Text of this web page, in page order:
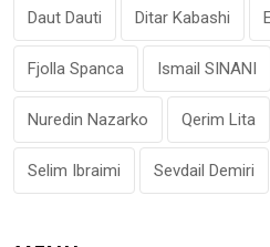
Daut Dauti Ditar Kabashi
Fjolla Spanca Ismail SINANI
Nuredin Nazarko Qerim Lita
Selim Ibraimi Sevdail Demiri